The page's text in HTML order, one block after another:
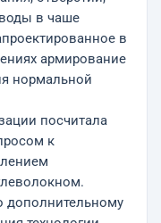
в чаше
в
армирование
нормальной
посчитала
к
дополнительному